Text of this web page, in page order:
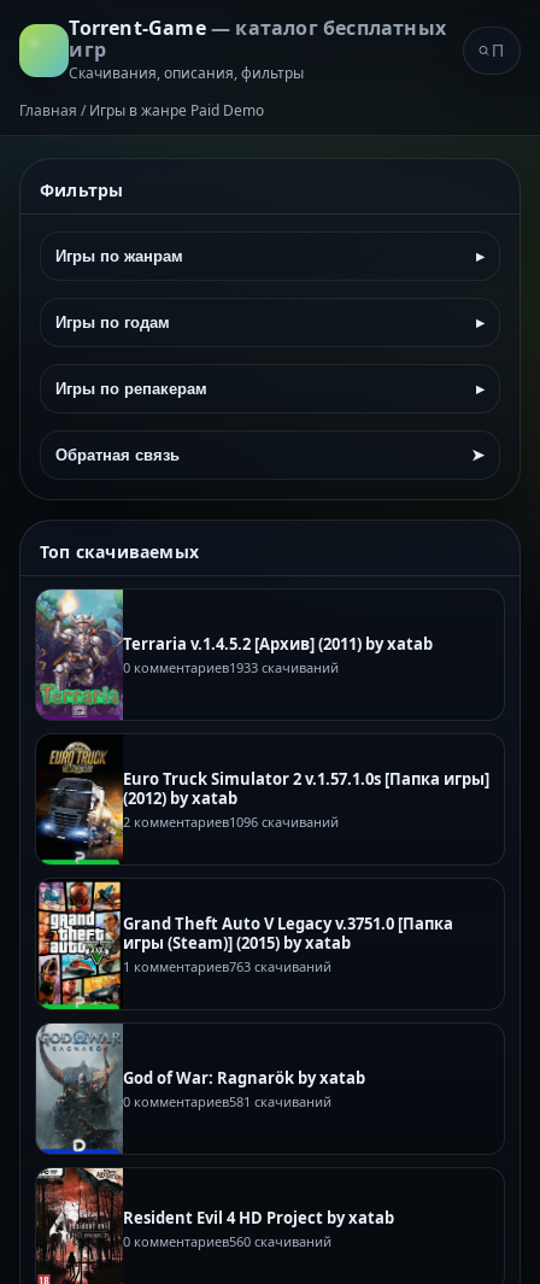
Torrent-Game— каталог бесплатных
игр
Скачивания, описания, фильтры
Главная / Игры в жанре Paid Demo
Фильтры
Игры по жанрам ▸
Игры по годам ▸
Игры по репакерам ▸
Обратная связь ➤
Топ скачиваемых
Terraria v.1.4.5.2 [Архив] (2011) by xatab
0 комментариев1933 скачиваний
Euro Truck Simulator 2 v.1.57.1.0s [Папка игры]
(2012) by xatab
2 комментариев1096 скачиваний
Grand Theft Auto V Legacy v.3751.0 [Папка
игры (Steam)] (2015) by xatab
1 комментариев763 скачиваний
God of War: Ragnarök by xatab
0 комментариев581 скачиваний
Resident Evil 4 HD Project by xatab
0 комментариев560 скачиваний